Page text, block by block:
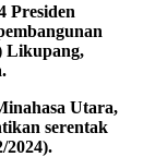
Presiden
Likupang,
Utara,
serentak
2024).